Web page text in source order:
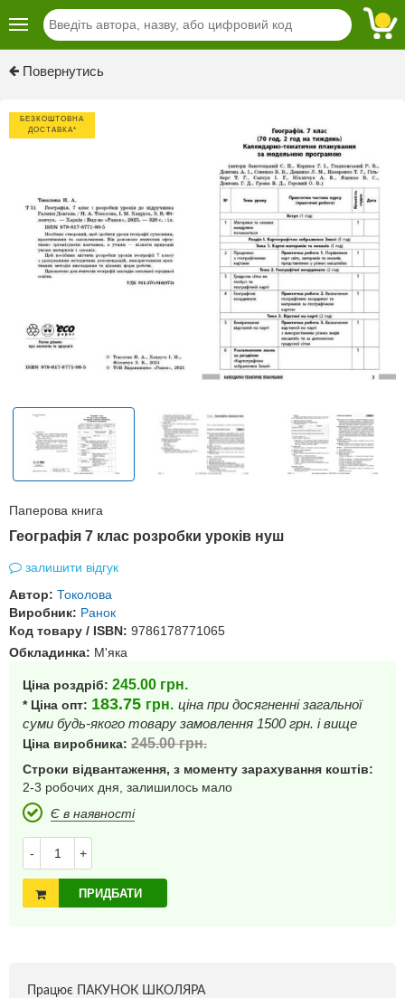
Повернутись
БЕЗКОШТОВНА
ДОСТАВКА*
Паперова книга
Географія 7 клас розробки уроків нуш
залишити відгук
Автор: Токолова
Виробник: Ранок
Код товару / ISBN: 9786178771065
Обкладинка: М'яка
Ціна роздріб: 245.00 грн.
* Ціна опт: 183.75 грн. ціна при досягненні загальної
суми будь-якого товару замовлення 1500 грн. і вище
Ціна виробника: 245.00грн.
Строки відвантаження, з моменту зарахування коштів:
2-3 робочих дня, залишилось мало
Є в наявності
- +
ПРИДБАТИ
Працює ПАКУНОК ШКОЛЯРА